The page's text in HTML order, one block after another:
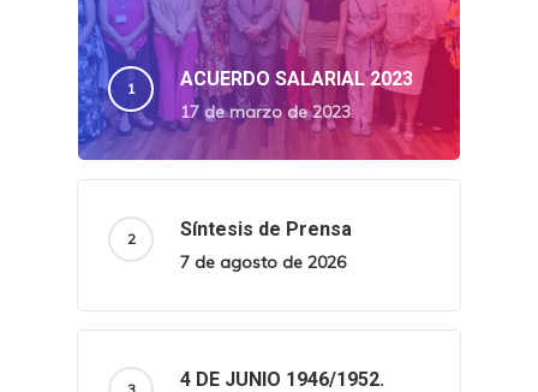
ACUERDO SALARIAL 2023
17 de marzo de 2023
Síntesis de Prensa
7 de agosto de 2026
4 DE JUNIO 1946/1952.